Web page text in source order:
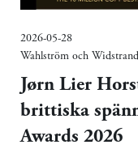
2026-05-28
Wahlström och Widstrand
Jørn Lier
brittiska
Awards 2026